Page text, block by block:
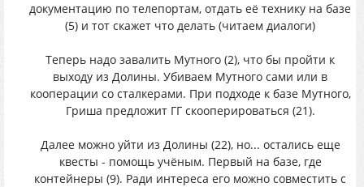
документацию по телепортам, отдать её технику на базе
(5) и тот скажет что делать (читаем диалоги)
Теперь надо завалить Мутного (2), что бы пройти к
выходу из Долины. Убиваем Мутного сами или в
кооперации со сталкерами. При подходе к базе Мутного,
Гриша предложит ГГ скооперироваться (21).
Далее можно уйти из Долины (22), но... остались еще
квесты - помощь учёным. Первый на базе, где
контейнеры (9). Ради интереса его можно совместить с